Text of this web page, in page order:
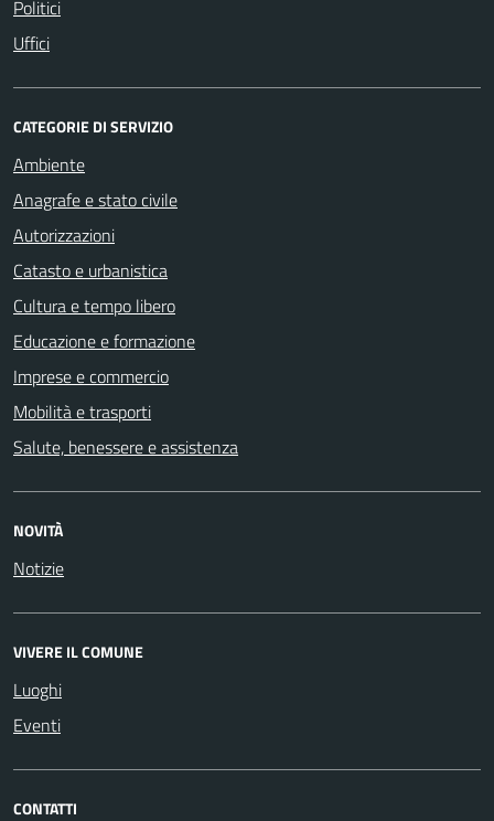
Politici
Uffici
CATEGORIE DI SERVIZIO
Ambiente
Anagrafe e stato civile
Autorizzazioni
Catasto e urbanistica
Cultura e tempo libero
Educazione e formazione
Imprese e commercio
Mobilità e trasporti
Salute, benessere e assistenza
NOVITÀ
Notizie
VIVERE IL COMUNE
Luoghi
Eventi
CONTATTI